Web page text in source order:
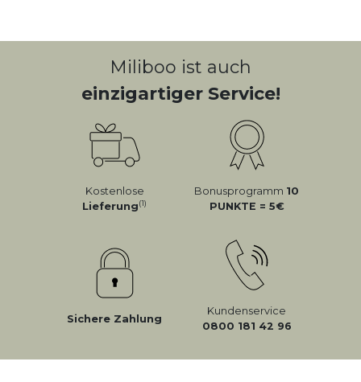
Miliboo ist auch
einzigartiger Service!
Kostenlose
Lieferung(1)
Bonusprogramm 10
PUNKTE = 5
Sichere Zahlung
Kundenservice
0800 181 42 96